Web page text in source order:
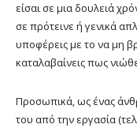
είσαι σε μια δουλειά
σε πρότεινε ή γενικά
υποφέρεις με το να μη
καταλαβαίνεις πως
Προσωπικά, ως ένας
του από την εργασία